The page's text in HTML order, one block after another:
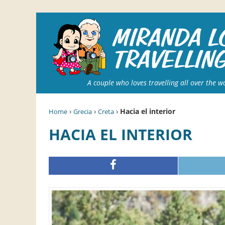
A couple who loves travelling all over the
Home › Grecia › Creta › Hacia el interior
HACIA EL INTERIOR